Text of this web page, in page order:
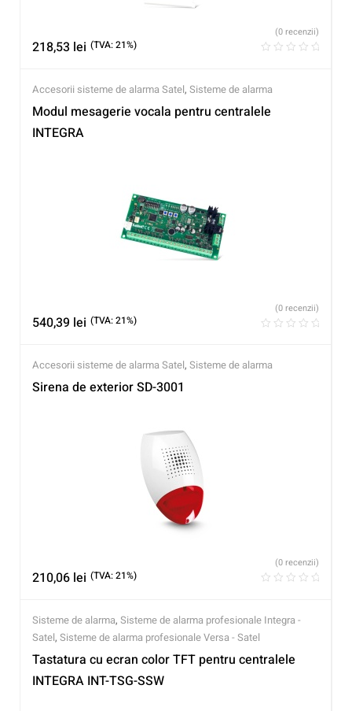
218,53 lei (TVA: 21%)
(0 recenzii)
Accesorii sisteme de alarma Satel, Sisteme de alarma
Modul mesagerie vocala pentru centralele
INTEGRA
540,39 lei (TVA: 21%)
(0 recenzii)
Accesorii sisteme de alarma Satel, Sisteme de alarma
Sirena de exterior SD-3001
210,06 lei (TVA: 21%)
(0 recenzii)
Sisteme de alarma, Sisteme de alarma profesionale Integra -
Satel, Sisteme de alarma profesionale Versa - Satel
Tastatura cu ecran color TFT pentru centralele
INTEGRA INT-TSG-SSW